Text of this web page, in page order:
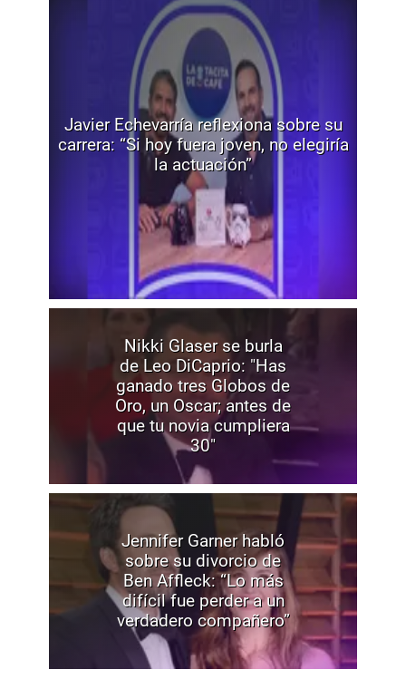
Javier Echevarría reflexiona sobre su
carrera: “Si hoy fuera joven, no elegiría
la actuación”
Nikki Glaser se burla
de Leo DiCaprio: "Has
ganado tres Globos de
Oro, un Oscar; antes de
que tu novia cumpliera
30"
Jennifer Garner habló
sobre su divorcio de
Ben Affleck: “Lo más
difícil fue perder a un
verdadero compañero”